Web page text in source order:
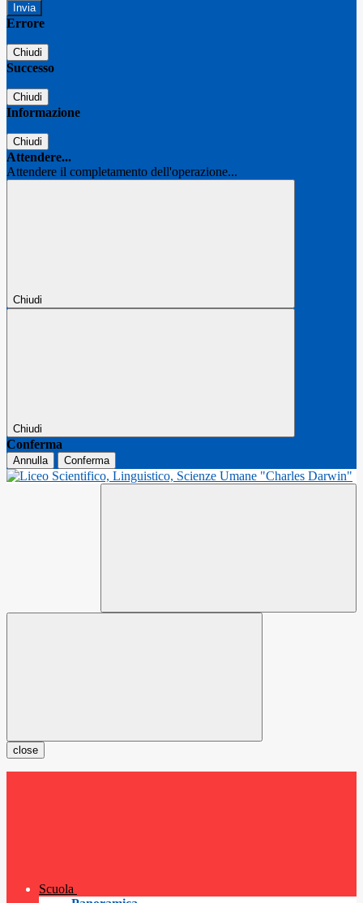
Errore
Chiudi
Successo
Chiudi
Informazione
Chiudi
Attendere...
Attendere il completamento dell'operazione...
Chiudi
Chiudi
Conferma
Annulla Conferma
close
Scuola